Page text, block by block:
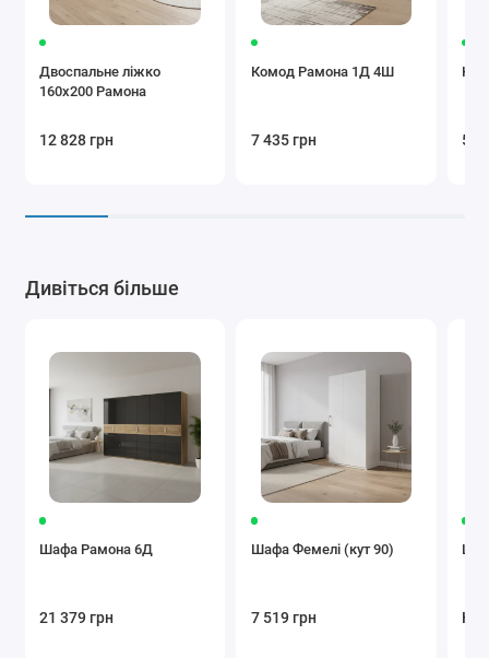
Двоспальне ліжко
160x200 Рамона
12 828 грн
Комод Рамона 1Д 4Ш
7 435 грн 5
Дивіться більше
Шафа Рамона 6Д
21 379 грн
Шафа Фемелі (кут 90)
7 519 грн